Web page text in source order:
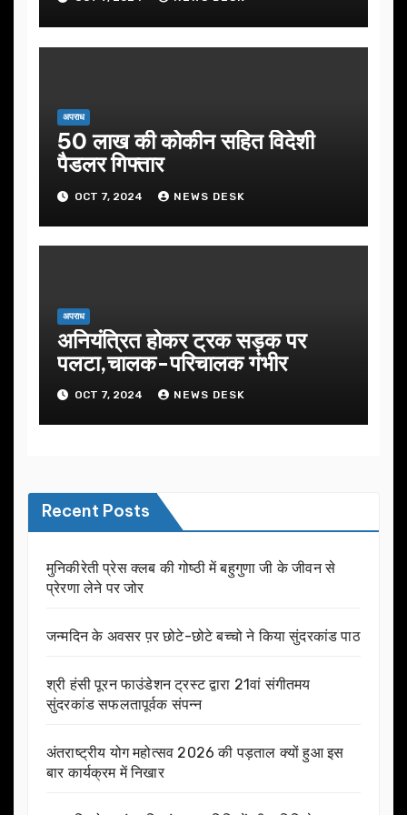
अपराध
50 लाख की कोकीन सहित विदेशी
पैडलर गिफ्तार
OCT 7, 2024 NEWS DESK
अपराध
अनियंत्रित होकर ट्रक सड़क पर
पलटा,चालक-परिचालक गंभीर
OCT 7, 2024 NEWS DESK
Recent Posts
मुनिकीरेती प्रेस क्लब की गोष्ठी में बहुगुणा जी के जीवन से
प्रेरणा लेने पर जोर
जन्मदिन के अवसर प़र छोटे-छोटे बच्चो ने किया सुंदरकांड पाठ
श्री हंसी पूरन फाउंडेशन ट्रस्ट द्वारा 21वां संगीतमय
सुंदरकांड सफलतापूर्वक संपन्न
अंतराष्ट्रीय योग महोत्सव 2026 की पड़ताल क्यों हुआ इस
बार कार्यक्रम में निखार